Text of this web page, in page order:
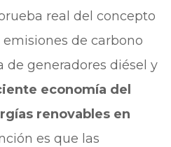
real del concepto
de carbono
de generadores diésel y
economía del
renovables en
es que las